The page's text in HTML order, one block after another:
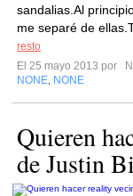
sandalias.Al
me separé de
resto
El 25 mayo 2013 por
NONE NONE
Quieren
de Justin